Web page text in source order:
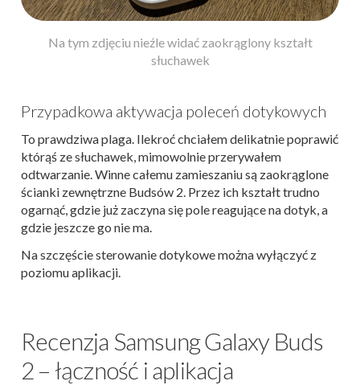
Na tym zdjęciu nieźle widać zaokrąglony kształt
słuchawek
Przypadkowa aktywacja poleceń dotykowych
To prawdziwa plaga. Ilekroć chciałem delikatnie poprawić
którąś ze słuchawek, mimowolnie przerywałem
odtwarzanie. Winne całemu zamieszaniu są zaokrąglone
ścianki zewnętrzne Budsów 2. Przez ich kształt trudno
ogarnąć, gdzie już zaczyna się pole reagujące na dotyk, a
gdzie jeszcze go nie ma.
Na szczęście sterowanie dotykowe można wyłączyć z
poziomu aplikacji.
Recenzja Samsung Galaxy Buds
2 – łączność i aplikacja